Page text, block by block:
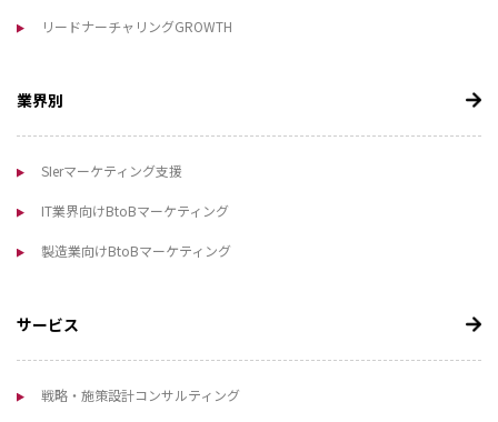
リードナーチャリングGROWTH
業界別
SIerマーケティング支援
IT業界向けBtoBマーケティング
製造業向けBtoBマーケティング
サービス
戦略・施策設計コンサルティング